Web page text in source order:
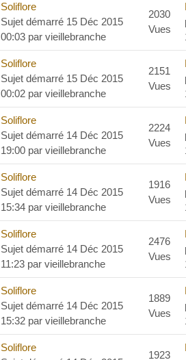
Soliflore
Sujet démarré 15 Déc 2015
00:03 par vieillebranche
2030
Vues
Soliflore
Sujet démarré 15 Déc 2015
00:02 par vieillebranche
2151
Vues
Soliflore
Sujet démarré 14 Déc 2015
19:00 par vieillebranche
2224
Vues
Soliflore
Sujet démarré 14 Déc 2015
15:34 par vieillebranche
1916
Vues
Soliflore
Sujet démarré 14 Déc 2015
11:23 par vieillebranche
2476
Vues
Soliflore
Sujet démarré 14 Déc 2015
15:32 par vieillebranche
1889
Vues
Soliflore
1923